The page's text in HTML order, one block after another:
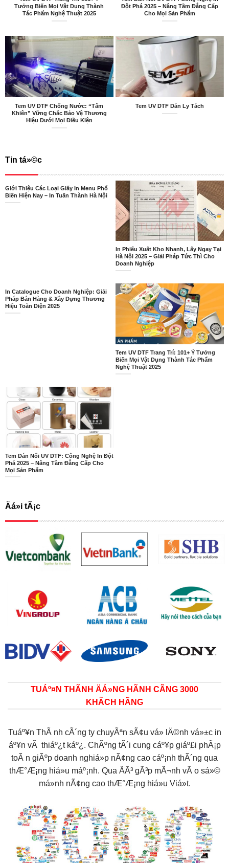
Tưởng Biến Mọi Vật Dụng Thành
Tác Phẩm Nghệ Thuật 2025
Đột Phá 2025 – Nâng Tầm Đẳng Cấp
Cho Mọi Sản Phẩm
Tem UV DTF Chống Nước: “Tấm
Khiên” Vững Chắc Bảo Vệ Thương
Hiệu Dưới Mọi Điều Kiện
Tem UV DTF Dán Ly Tách
Tin tá»©c
Giới Thiệu Các Loại Giấy In Menu Phổ
Biến Hiện Nay – In Tuấn Thành Hà Nội
In Phiếu Xuất Kho Nhanh, Lấy Ngay Tại
Hà Nội 2025 – Giải Pháp Tức Thì Cho
Doanh Nghiệp
In Catalogue Cho Doanh Nghiệp: Giải
Pháp Bán Hàng & Xây Dựng Thương
Hiệu Toàn Diện 2025
Tem UV DTF Trang Trí: 101+ Ý Tưởng
Biến Mọi Vật Dụng Thành Tác Phẩm
Nghệ Thuật 2025
Tem Dán Nổi UV DTF: Công Nghệ In Đột
Phá 2025 – Nâng Tầm Đẳng Cấp Cho
Mọi Sản Phẩm
Äá»i tÃ¡c
TUÁº¤N THÃNH ÄÁ»NG HÃNH CÃNG 3000
KHÃCH HÃNG
Tuáº¥n ThÃ nh cÃ´ng ty chuyÃªn sÃ¢u vá» lÄ©nh vá»±c in
áº¥n vÃ thiáº¿t káº¿. ChÃºng tÃ´i cung cáº¥p giáº£i phÃ¡p
toÃ n giÃºp doanh nghiá»p nÃ¢ng cao cáº¡nh thÃ´ng qua
thÆ°Æ¡ng hiá»u máº¡nh. Qua ÄÃ³ gÃ³p mÃ¬nh vÃ o sá»©
má»nh nÃ¢ng cao thÆ°Æ¡ng hiá»u Viá»t.